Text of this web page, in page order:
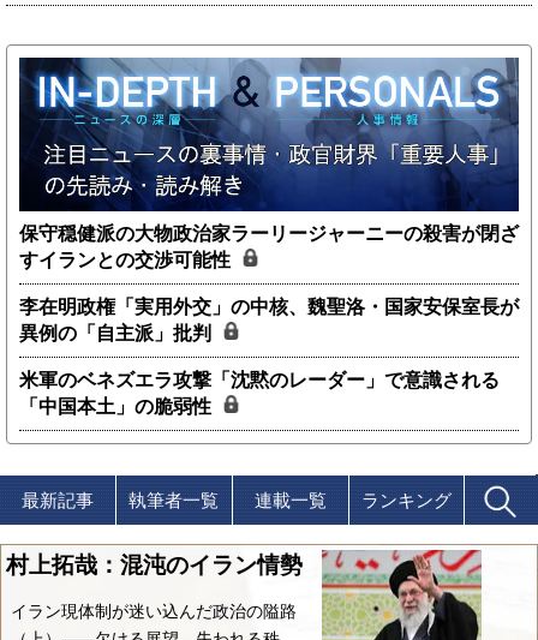
保守穏健派の大物政治家ラーリージャーニーの殺害が閉ざ
すイランとの交渉可能性
李在明政権「実用外交」の中核、魏聖洛・国家安保室長が
異例の「自主派」批判
米軍のベネズエラ攻撃「沈黙のレーダー」で意識される
「中国本土」の脆弱性
最新記事 執筆者一覧 連載一覧 ランキング
村上拓哉：混沌のイラン情勢
イラン現体制が迷い込んだ政治の隘路